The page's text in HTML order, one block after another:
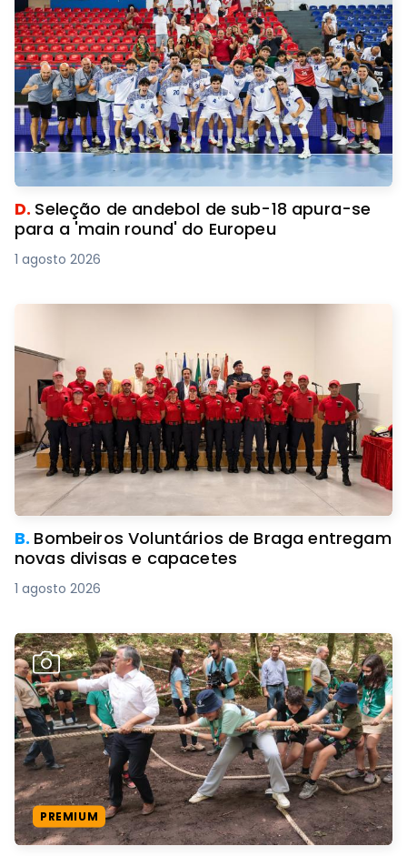
D. Seleção de andebol de sub-18 apura-se
para a 'main round' do Europeu
1 agosto 2026
B. Bombeiros Voluntários de Braga entregam
novas divisas e capacetes
1 agosto 2026
PREMIUM